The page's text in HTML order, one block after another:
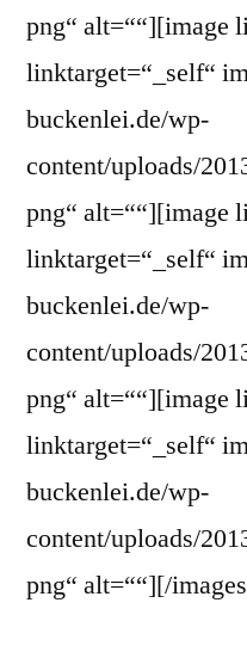
png“ alt=““][image
linktarget=“_self“
buckenlei.de/wp-
content/uploads/
png“ alt=““][image
linktarget=“_self“
buckenlei.de/wp-
content/uploads/
png“ alt=““][image
linktarget=“_self“
buckenlei.de/wp-
content/uploads/
png“ alt=““][/